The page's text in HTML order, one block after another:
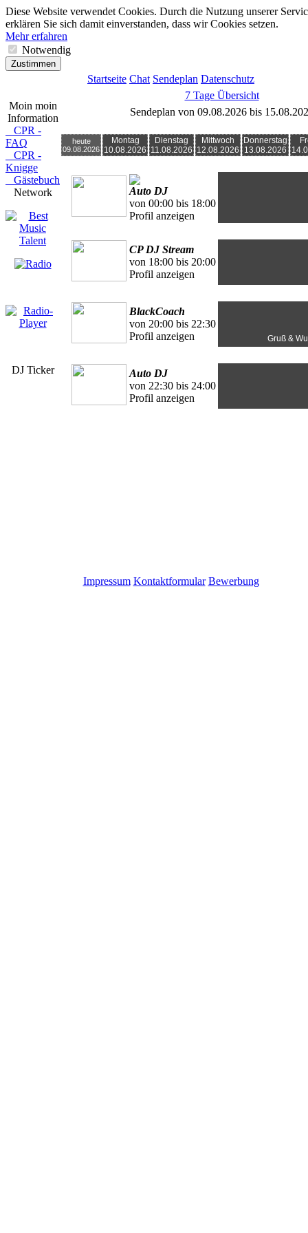
Diese Website verwendet Cookies. Durch die Nutzung unserer
erklären Sie sich damit einverstanden, dass wir Cookies setzen.
Mehr erfahren
Notwendig
Zustimmen
Startseite Chat Sendeplan Datenschutz
Moin moin
Information
CPR -
FAQ
CPR -
Knigge
Gästebuch
Network
DJ Ticker
7 Tage Übersicht
Sendeplan von 09.08.2026 bis
heute
09.08.2026
Montag
10.08.2026
Dienstag
11.08.2026
Mittwoch
12.08.2026
Donnerstag
13.08.2026
Auto DJ
von 00:00 bis 18:00
Profil anzeigen
CP DJ Stream
von 18:00 bis 20:00
Profil anzeigen
BlackCoach
von 20:00 bis 22:30
Profil anzeigen
Gruß &
Auto DJ
von 22:30 bis 24:00
Profil anzeigen
Impressum Kontaktformular Bewerbung